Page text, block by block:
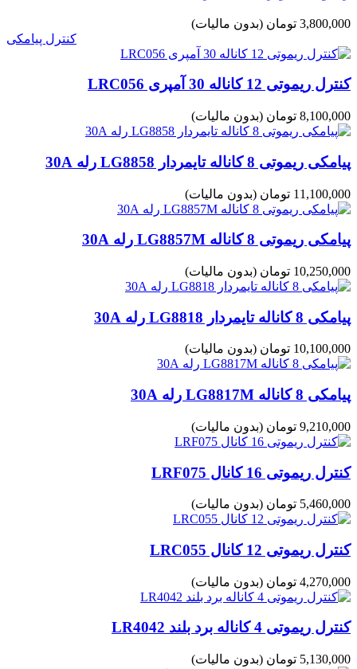
3,800,000 تومان
(بدون مالیات)
کنترل پیامکی
کنترل ریموتی 12 کاناله 30 آمپری LRC056
8,100,000 تومان (بدون مالیات)
پیامکی ریموتی 8 کاناله تایمردار LG8858 رله 30A
11,100,000 تومان (بدون مالیات)
پیامکی ریموتی 8 کاناله LG8857M رله 30A
10,250,000 تومان (بدون مالیات)
پیامکی 8 کاناله تایمردار LG8818 رله 30A
10,100,000 تومان (بدون مالیات)
پیامکی 8 کاناله LG8817M رله 30A
9,210,000 تومان (بدون مالیات)
کنترل ریموتی 16 کانال LRF075
5,460,000 تومان (بدون مالیات)
کنترل ریموتی 12 کانال LRC055
4,270,000 تومان (بدون مالیات)
کنترل ریموتی 4 کاناله برد بلند LR4042
5,130,000 تومان (بدون مالیات)